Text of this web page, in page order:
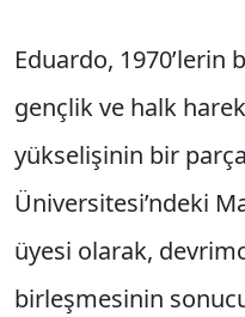
Eduardo, 1970’lerin
gençlik ve halk
yükselişinin bir
Üniversitesi’ndeki
üyesi olarak,
birleşmesinin